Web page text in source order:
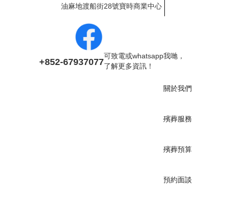
油麻地渡船街28號寶時商業中心
關於我們
殯葬服務
殯葬預算
預約面談
+852-67937077
可致電或whatsapp我哋，
了解更多資訊！